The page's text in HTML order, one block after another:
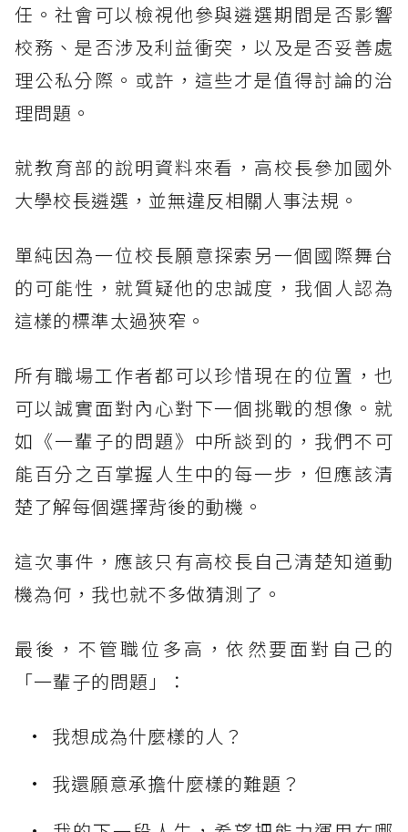
任。社會可以檢視他參與遴選期間是否影響
校務、是否涉及利益衝突，以及是否妥善處
理公私分際。或許，這些才是值得討論的治
理問題。
就教育部的說明資料來看，高校長參加國外
大學校長遴選，並無違反相關人事法規。
單純因為一位校長願意探索另一個國際舞台
的可能性，就質疑他的忠誠度，我個人認為
這樣的標準太過狹窄。
所有職場工作者都可以珍惜現在的位置，也
可以誠實面對內心對下一個挑戰的想像。就
如《一輩子的問題》中所談到的，我們不可
能百分之百掌握人生中的每一步，但應該清
楚了解每個選擇背後的動機。
這次事件，應該只有高校長自己清楚知道動
機為何，我也就不多做猜測了。
最後，不管職位多高，依然要面對自己的
「一輩子的問題」：
我想成為什麼樣的人？
我還願意承擔什麼樣的難題？